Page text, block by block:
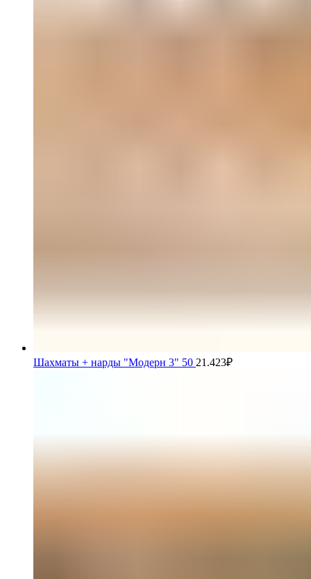
Шахматы + нарды "Модерн 3" 50 21.423₽